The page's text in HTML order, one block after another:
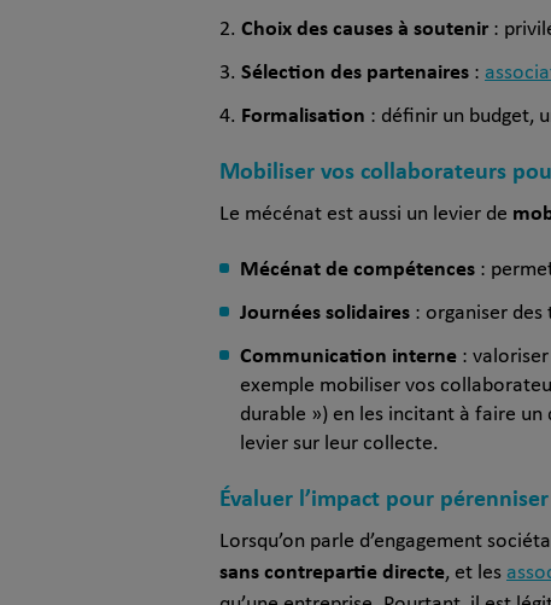
Choix des causes à soutenir :
Sélection des partenaires :
Formalisation : définir un budget,
Mobiliser vos collaborateurs
Le mécénat est aussi un levier de
Mécénat de compétences :
Journées solidaires : organiser des
Communication interne :
exemple mobiliser vos
durable ») en les incitant à faire
levier sur leur collecte.
Évaluer l’impact pour
Lorsqu’on parle d’engagement
sans contrepartie directe, et les